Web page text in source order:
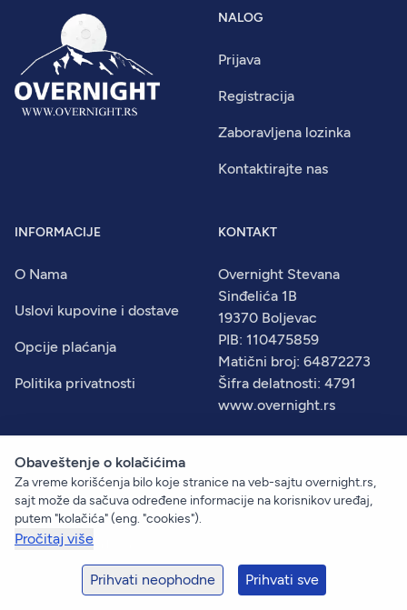
NALOG
Prijava
Registracija
Zaboravljena lozinka
Kontaktirajte nas
INFORMACIJE
O Nama
Uslovi kupovine i dostave
Opcije plaćanja
Politika privatnosti
KONTAKT
Overnight Stevana
Sinđelića 1B
19370 Boljevac
PIB: 110475859
Matični broj: 64872273
Šifra delatnosti: 4791
www.overnight.rs
© 2026Overnight. Sva prava zadržana.
Created by:Dejan Vukelić
+381 60 633 09 00 prodaja@overnight.rs
Obaveštenje o kolačićima
Za vreme korišćenja bilo koje stranice na veb-sajtu overnight.rs,
sajt može da sačuva određene informacije na korisnikov uređaj,
putem "kolačića" (eng. "cookies").
Pročitaj više
Prihvati neophodne Prihvati sve